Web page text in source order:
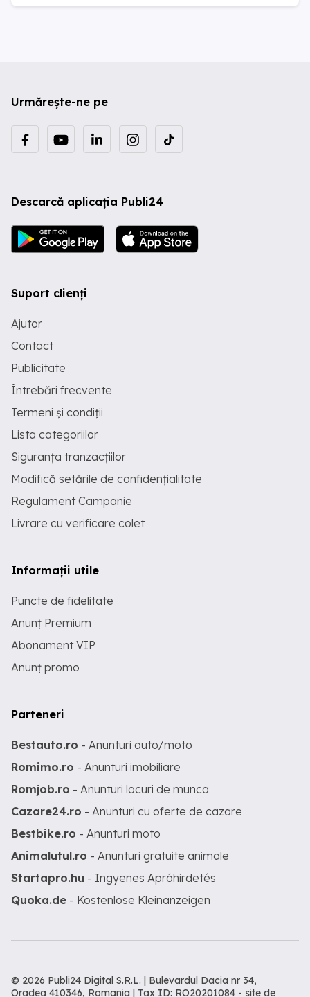
Urmărește-ne pe
Descarcă aplicația Publi24
Suport clienți
Ajutor
Contact
Publicitate
Întrebări frecvente
Termeni și condiții
Lista categoriilor
Siguranța tranzacțiilor
Modifică setările de confidențialitate
Regulament Campanie
Livrare cu verificare colet
Informații utile
Puncte de fidelitate
Anunț Premium
Abonament VIP
Anunț promo
Parteneri
Bestauto.ro - Anunturi auto/moto
Romimo.ro - Anunturi imobiliare
Romjob.ro - Anunturi locuri de munca
Cazare24.ro - Anunturi cu oferte de cazare
Bestbike.ro - Anunturi moto
Animalutul.ro - Anunturi gratuite animale
Startapro.hu - Ingyenes Apróhirdetés
Quoka.de - Kostenlose Kleinanzeigen
© 2026 Publi24 Digital S.R.L. | Bulevardul Dacia nr 34,
Oradea 410346, Romania | Tax ID: RO20201084 - site de